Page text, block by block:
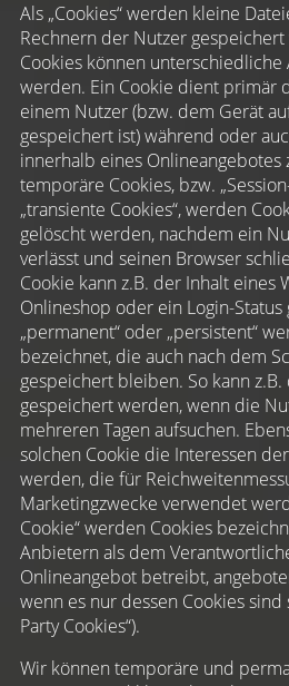
Als „Cookies“ werden kleine
Rechnern der Nutzer
Cookies können
werden. Ein Cookie dient primär
einem Nutzer (bzw. dem Gerät
gespeichert ist) während oder
innerhalb eines Onlineangebotes
temporäre Cookies, bzw.
„transiente Cookies“, werden
gelöscht werden, nachdem ein
verlässt und seinen Browser
Cookie kann z.B. der Inhalt eines
Onlineshop oder ein Login-
„permanent“ oder „persistent“
bezeichnet, die auch nach dem
gespeichert bleiben. So kann z.B.
gespeichert werden, wenn die
mehreren Tagen aufsuchen.
solchen Cookie die Interessen
werden, die für
Marketingzwecke verwendet
Cookie“ werden Cookies
Anbietern als dem
Onlineangebot betreibt,
wenn es nur dessen Cookies sind
Party Cookies“).
Wir können temporäre und